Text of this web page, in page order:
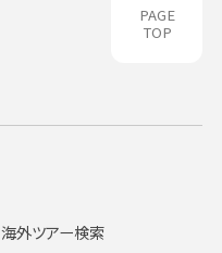
PAGE
TOP
海外ツアー検索